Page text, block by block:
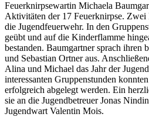
Feuerknirpsewartin Michaela
Aktivitäten der 17 Feuerknirpse. Zwei
die Jugendfeuerwehr. In den
geübt und auf die Kinderflamme
bestanden. Baumgartner sprach ihren
und Sebastian Ortner aus.
Alina und Michael das Jahr der
interessanten Gruppenstunden
erfolgreich abgelegt werden. Ein
sie an die Jugendbetreuer Jonas
Jugendwart Valentin Mois.